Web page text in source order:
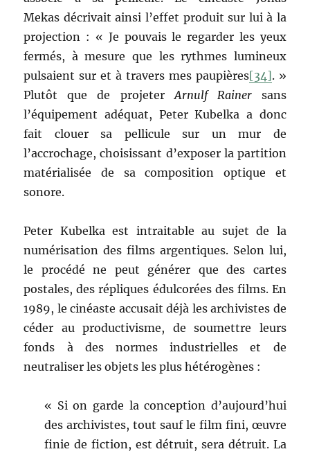
Mekas décrivait ainsi l’effet produit sur lui à la
projection : « Je pouvais le regarder les yeux
fermés, à mesure que les rythmes lumineux
pulsaient sur et à travers mes paupières[34]. »
Plutôt que de projeterArnulf Rainersans
l’équipement adéquat, Peter Kubelka a donc
fait clouer sa pellicule sur un mur de
l’accrochage, choisissant d’exposer la partition
matérialisée de sa composition optique et
sonore.
Peter Kubelka est intraitable au sujet de la
numérisation des films argentiques. Selon lui,
le procédé ne peut générer que des cartes
postales, des répliques édulcorées des films. En
1989, le cinéaste accusait déjà les archivistes de
céder au productivisme, de soumettre leurs
fonds à des normes industrielles et de
neutraliser les objets les plus hétérogènes :
« Si on garde la conception d’aujourd’hui
des archivistes, tout sauf le film fini, œuvre
finie de fiction, est détruit, sera détruit. La